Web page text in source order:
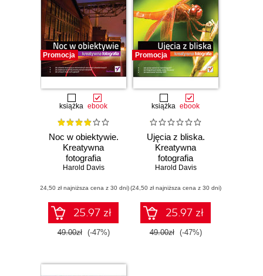
Promocja
książka ebook
Noc w obiektywie.
Kreatywna
fotografia
Harold Davis
(24,50 zł najniższa cena z 30 dni)
25.97 zł
49.00zł (-47%)
Promocja
książka ebook
Ujęcia z bliska.
Kreatywna
fotografia
Harold Davis
(24,50 zł najniższa cena z 30 dni)
25.97 zł
49.00zł (-47%)